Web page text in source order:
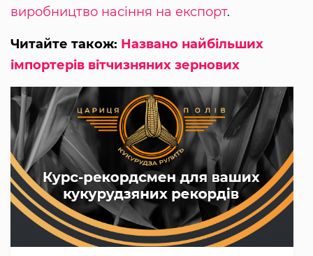
виробництво насіння на експорт.
Читайте також: Названо найбільших
імпортерів вітчизняних зернових